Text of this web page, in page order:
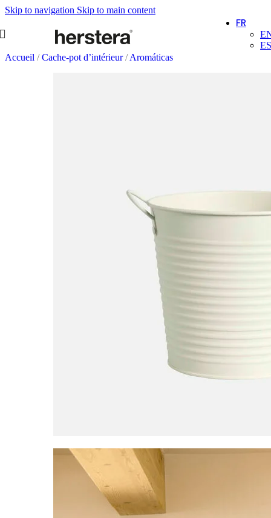
Skip to navigation Skip to main content
FR
ES
Accueil / Cache-pot d’intérieur/ Aromáticas